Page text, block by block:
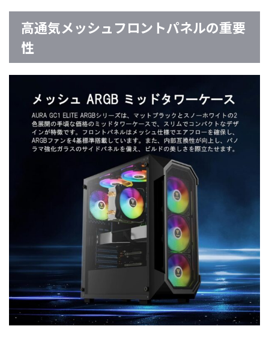
高通気メッシュフロントパネルの重要
性